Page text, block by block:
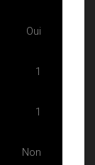
Oui
1
1
Non